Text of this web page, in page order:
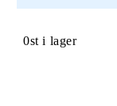
0st i lager